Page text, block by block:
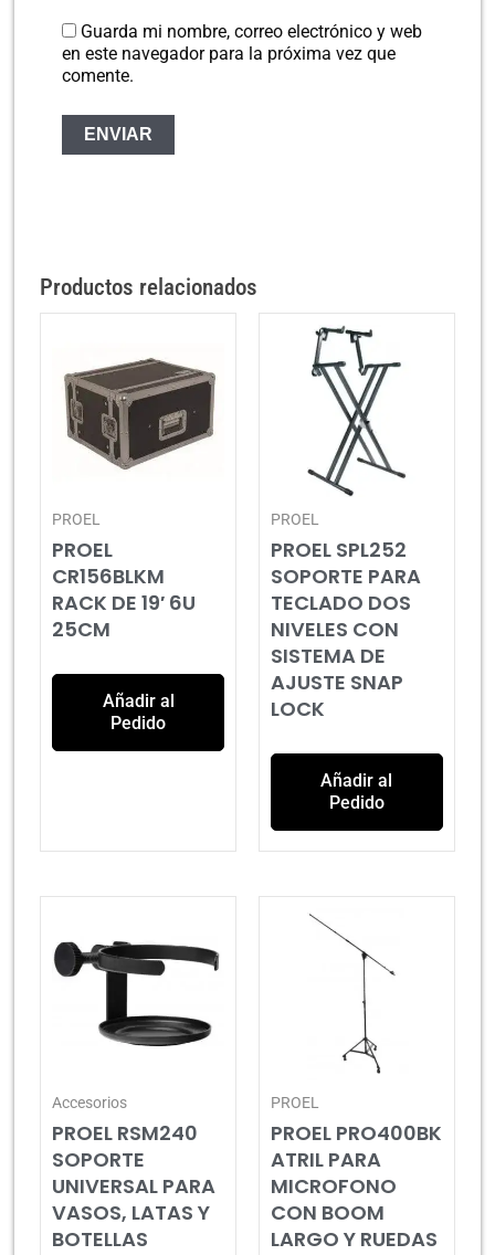
Guarda mi nombre, correo electrónico y web
en este navegador para la próxima vez que
comente.
Productos relacionados
PROEL
PROEL
CR156BLKM
RACK DE 19′ 6U
25CM
Añadir al
Pedido
PROEL
PROEL SPL252
SOPORTE PARA
TECLADO DOS
NIVELES CON
SISTEMA DE
AJUSTE SNAP
LOCK
Añadir al
Pedido
Accesorios
PROEL RSM240
SOPORTE
UNIVERSAL PARA
VASOS, LATAS Y
BOTELLAS
PROEL
PROEL PRO400BK
ATRIL PARA
MICROFONO
CON BOOM
LARGO Y RUEDAS